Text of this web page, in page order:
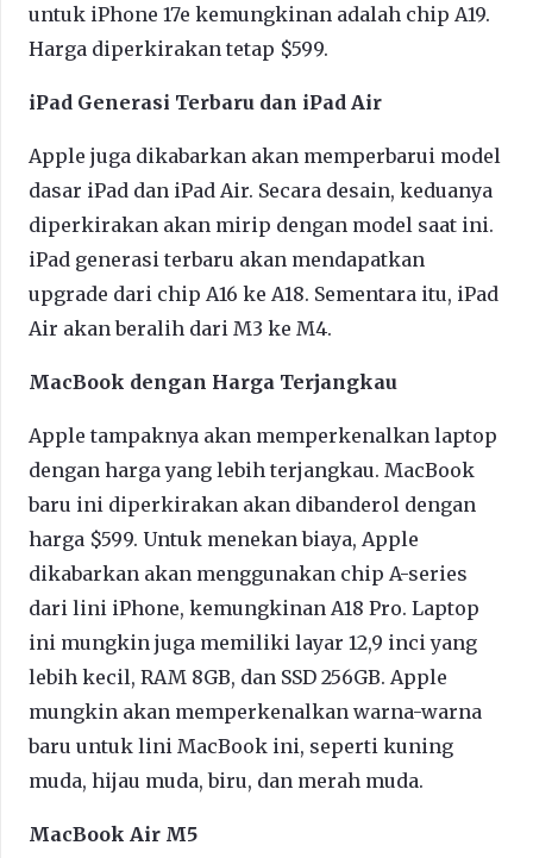
untuk iPhone 17e kemungkinan adalah chip A19.
Harga diperkirakan tetap $599.
iPad Generasi Terbaru dan iPad Air
Apple juga dikabarkan akan memperbarui model
dasar iPad dan iPad Air. Secara desain, keduanya
diperkirakan akan mirip dengan model saat ini.
iPad generasi terbaru akan mendapatkan
upgrade dari chip A16 ke A18. Sementara itu, iPad
Air akan beralih dari M3 ke M4.
MacBook dengan Harga Terjangkau
Apple tampaknya akan memperkenalkan laptop
dengan harga yang lebih terjangkau. MacBook
baru ini diperkirakan akan dibanderol dengan
harga $599. Untuk menekan biaya, Apple
dikabarkan akan menggunakan chip A-series
dari lini iPhone, kemungkinan A18 Pro. Laptop
ini mungkin juga memiliki layar 12,9 inci yang
lebih kecil, RAM 8GB, dan SSD 256GB. Apple
mungkin akan memperkenalkan warna-warna
baru untuk lini MacBook ini, seperti kuning
muda, hijau muda, biru, dan merah muda.
MacBook Air M5